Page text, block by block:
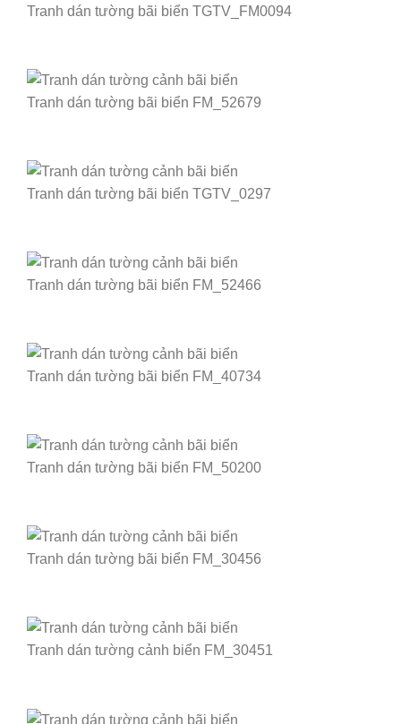
Tranh dán tường bãi biển TGTV_FM0094
Tranh dán tường bãi biển FM_52679
Tranh dán tường bãi biển TGTV_0297
Tranh dán tường bãi biển FM_52466
Tranh dán tường bãi biển FM_40734
Tranh dán tường bãi biển FM_50200
Tranh dán tường bãi biển FM_30456
Tranh dán tường cảnh biển FM_30451